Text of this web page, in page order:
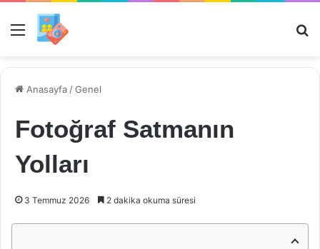
Menü
Anasayfa /Genel
Fotoğraf Satmanın
Yolları
3 Temmuz 2026 2 dakika okuma süresi